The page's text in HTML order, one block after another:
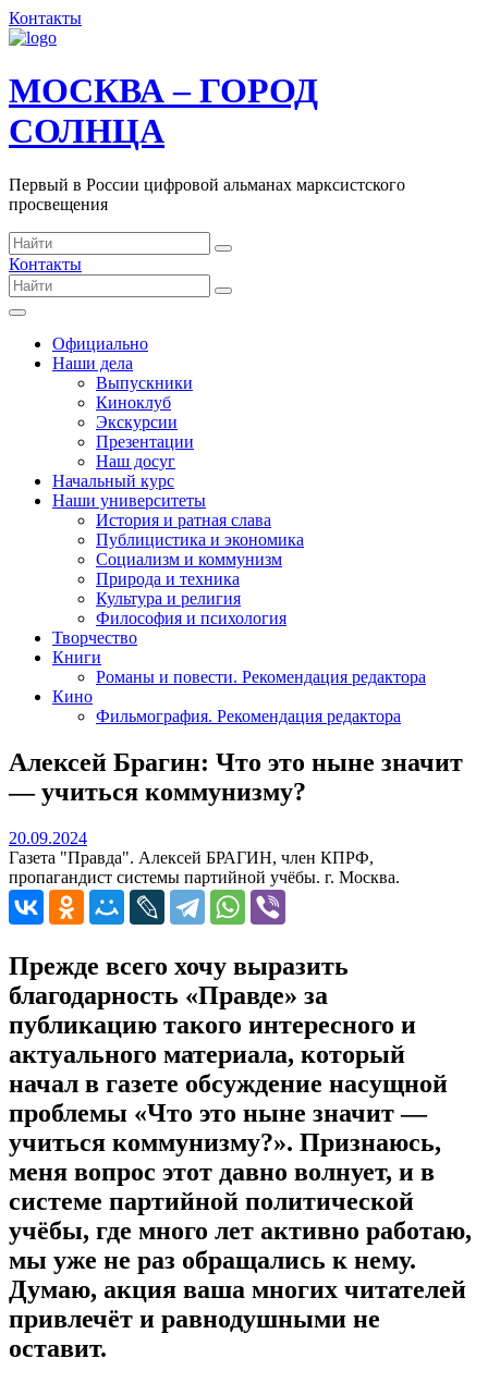
Контакты
МОСКВА – ГОРОД
СОЛНЦА
Первый в России цифровой альманах марксистского
просвещения
Контакты
Официально
Наши дела
Выпускники
Киноклуб
Экскурсии
Презентации
Наш досуг
Начальный курс
Наши университеты
История и ратная слава
Публицистика и экономика
Социализм и коммунизм
Природа и техника
Культура и религия
Философия и психология
Творчество
Книги
Романы и повести. Рекомендация редактора
Кино
Фильмография. Рекомендация редактора
Алексей Брагин: Что это ныне значит
— учиться коммунизму?
20.09.202420.09.2024
Газета "Правда". Алексей БРАГИН, член КПРФ,
пропагандист системы партийной учёбы. г. Москва.
Прежде всего хочу выразить
благодарность «Правде» за
публикацию такого интересного и
актуального материала, который
начал в газете обсуждение насущной
проблемы «Что это ныне значит —
учиться коммунизму?». Признаюсь,
меня вопрос этот давно волнует, и в
системе партийной политической
учёбы, где много лет активно работаю,
мы уже не раз обращались к нему.
Думаю, акция ваша многих читателей
привлечёт и равнодушными не
оставит.